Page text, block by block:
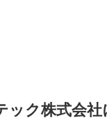
ック株式会社